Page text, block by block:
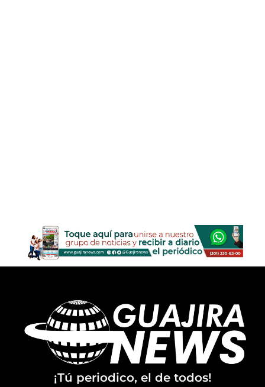
¡Tú periodico, el de todos!